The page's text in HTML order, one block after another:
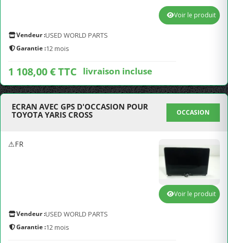
Vendeur :USED WORLD PARTS
Garantie :12 mois
1 108,00 € TTC livraison incluse
Voir le produit
ECRAN AVEC GPS D'OCCASION POUR
TOYOTA YARIS CROSS
OCCASION
⚠FR
Vendeur :USED WORLD PARTS
Garantie :12 mois
Voir le produit